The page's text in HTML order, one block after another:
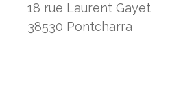
18 rue Laurent Gayet
38530 Pontcharra